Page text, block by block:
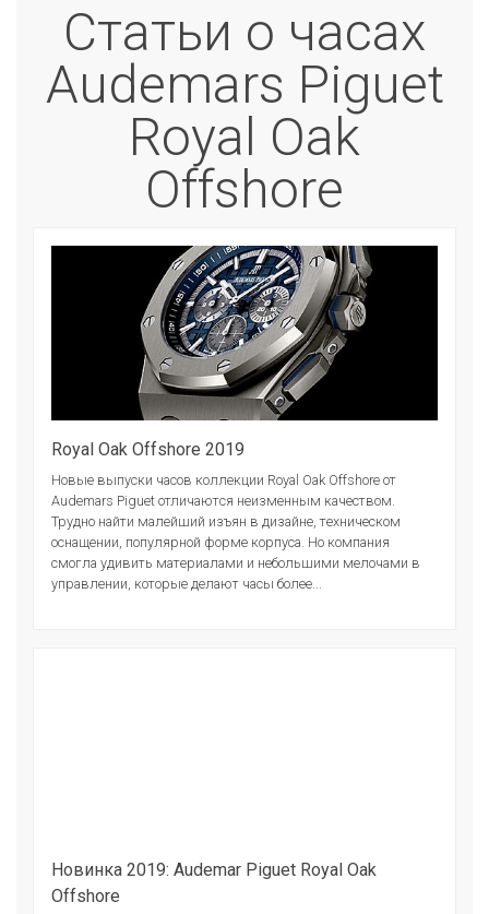
Статьи о часах
Audemars Piguet
Royal Oak
Offshore
Royal Oak Offshore 2019
Новые выпуски часов коллекции Royal Oak Offshore от
Audemars Piguet отличаются неизменным качеством.
Трудно найти малейший изъян в дизайне, техническом
оснащении, популярной форме корпуса. Но компания
смогла удивить материалами и небольшими мелочами в
управлении, которые делают часы более...
Новинка 2019: Audemar Piguet Royal Oak
Offshore